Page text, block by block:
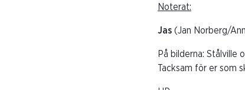
Noterat:
Jas (Jan Norberg/
På bilderna: Stålville
Tacksam för er som